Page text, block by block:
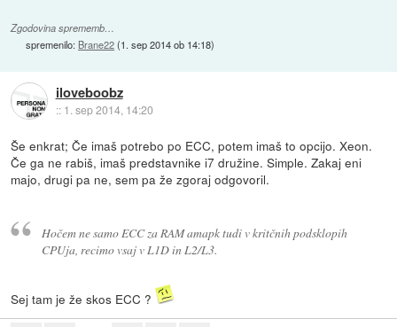
Zgodovina sprememb…
spremenilo: Brane22(1. sep 2014 ob 14:18)
iloveboobz
:: 1. sep 2014, 14:20
Še enkrat; Če imaš potrebo po ECC, potem imaš to opcijo. Xeon.
Če ga ne rabiš, imaš predstavnike i7 družine. Simple. Zakaj eni
majo, drugi pa ne, sem pa že zgoraj odgovoril.
Hočem ne samo ECC za RAM amapk tudi v kritčnih podsklopih
CPUja, recimo vsaj v L1D in L2/L3.
Sej tam je že skos ECC ?